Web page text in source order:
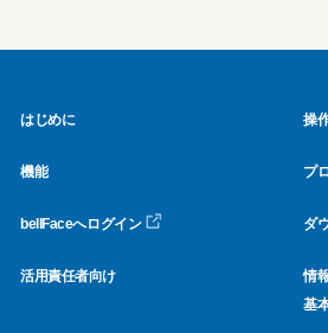
はじめに 操
機能 プ
bellFaceへログイン ダ
活用責任者向け
情
基